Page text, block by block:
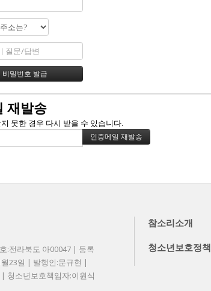
재발송
못한 경우 다시 받을 수 있습니다.
:전라북도 아00047 | 등록
23일 | 발행인:문규현 |
청소년보호책임자:이원식
참소리소개
청소년보호정책